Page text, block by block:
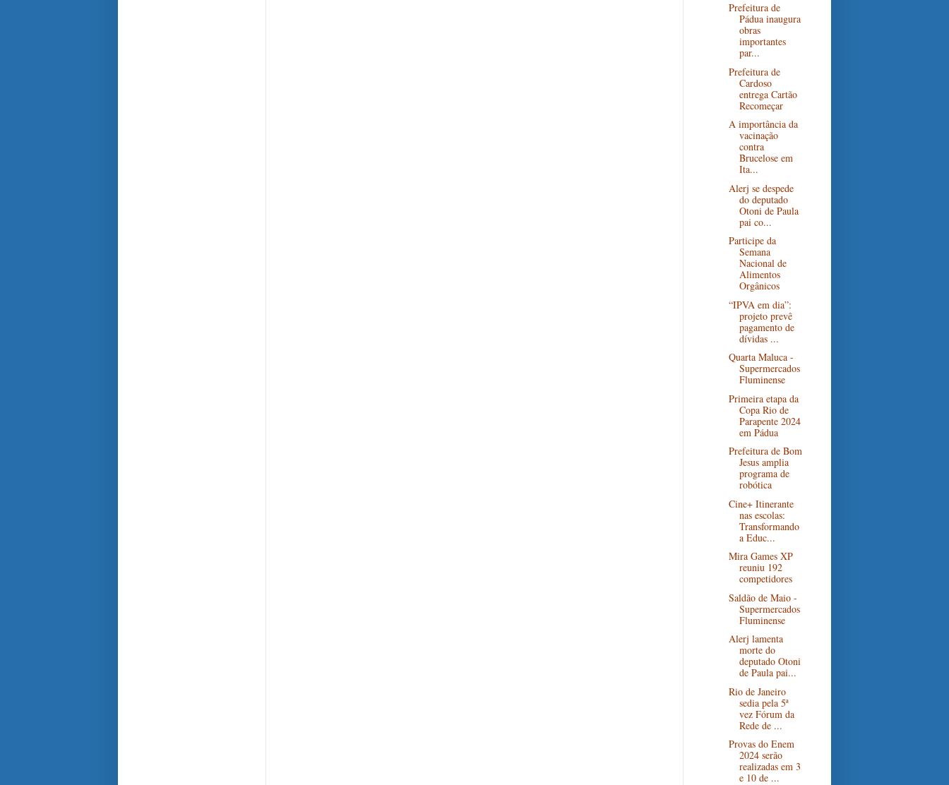
Prefeitura de
Pádua inaugura
obras
importantes
par...
Prefeitura de
Cardoso
entrega Cartão
Recomeçar
A importância da
vacinação
contra
Brucelose em
Ita...
Alerj se despede
do deputado
Otoni de Paula
pai co...
Participe da
Semana
Nacional de
Alimentos
Orgânicos
“IPVA em dia”:
projeto prevê
pagamento de
dívidas ...
Quarta Maluca -
Supermercados
Fluminense
Primeira etapa da
Copa Rio de
Parapente 2024
em Pádua
Prefeitura de Bom
Jesus amplia
programa de
robótica
Cine+ Itinerante
nas escolas:
Transformando
a Educ...
Mira Games XP
reuniu 192
competidores
Saldão de Maio -
Supermercados
Fluminense
Alerj lamenta
morte do
deputado Otoni
de Paula pai...
Rio de Janeiro
sedia pela 5ª
vez Fórum da
Rede de ...
Provas do Enem
2024 serão
realizadas em 3
e 10 de ...